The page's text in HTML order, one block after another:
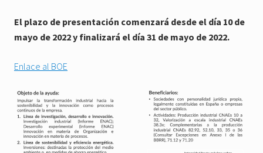
El plazo de presentación comenzará desde el día 10 de
mayo de 2022 y finalizará el día 31 de mayo de 2022.
Enlace al BOE